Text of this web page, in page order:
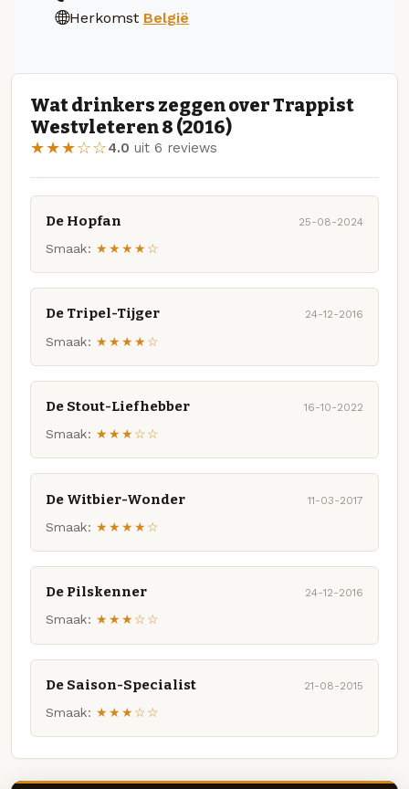
Herkomst België
Wat drinkers zeggen over Trappist
Westvleteren 8 (2016)
★★★☆☆4.0 uit 6 reviews
De Hopfan 25-08-2024
Smaak: ★★★★☆
De Tripel-Tijger 24-12-2016
Smaak: ★★★★☆
De Stout-Liefhebber 16-10-2022
Smaak: ★★★☆☆
De Witbier-Wonder 11-03-2017
Smaak: ★★★★☆
De Pilskenner 24-12-2016
Smaak: ★★★☆☆
De Saison-Specialist 21-08-2015
Smaak: ★★★☆☆